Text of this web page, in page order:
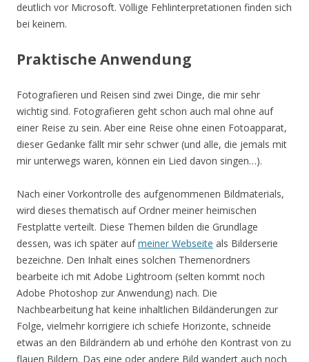
deutlich vor Microsoft. Völlige Fehlinterpretationen finden sich
bei keinem.
Praktische Anwendung
Fotografieren und Reisen sind zwei Dinge, die mir sehr
wichtig sind. Fotografieren geht schon auch mal ohne auf
einer Reise zu sein. Aber eine Reise ohne einen Fotoapparat,
dieser Gedanke fällt mir sehr schwer (und alle, die jemals mit
mir unterwegs waren, können ein Lied davon singen…).
Nach einer Vorkontrolle des aufgenommenen Bildmaterials,
wird dieses thematisch auf Ordner meiner heimischen
Festplatte verteilt. Diese Themen bilden die Grundlage
dessen, was ich später aufmeiner Webseite als Bilderserie
bezeichne. Den Inhalt eines solchen Themenordners
bearbeite ich mit Adobe Lightroom (selten kommt noch
Adobe Photoshop zur Anwendung) nach. Die
Nachbearbeitung hat keine inhaltlichen Bildänderungen zur
Folge, vielmehr korrigiere ich schiefe Horizonte, schneide
etwas an den Bildrändern ab und erhöhe den Kontrast von zu
flauen Bildern. Das eine oder andere Bild wandert auch noch